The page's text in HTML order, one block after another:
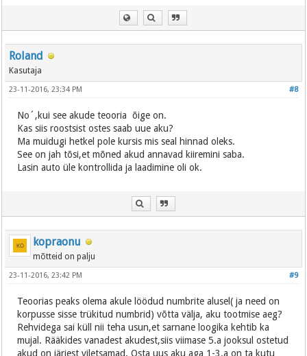
Roland
Kasutaja
#8
23-11-2016, 23:34 PM
No´,kui see akude teooria õige on.
Kas siis roostsist ostes saab uue aku?
Ma muidugi hetkel pole kursis mis seal hinnad oleks.
See on jah tõsi,et mõned akud annavad kiiremini saba.
Lasin auto üle kontrollida ja laadimine oli ok.
kopraonu
mõtteid on palju
#9
23-11-2016, 23:42 PM
Teoorias peaks olema akule löödud numbrite alusel( ja need on
korpusse sisse trükitud numbrid) võtta välja, aku tootmise aeg?
Rehvidega sai küll nii teha usun,et sarnane loogika kehtib ka
mujal. Rääkides vanadest akudest,siis viimase 5.a jooksul ostetud
akud on järjest viletsamad. Osta uus aku aga 1-3.a on ta kutu